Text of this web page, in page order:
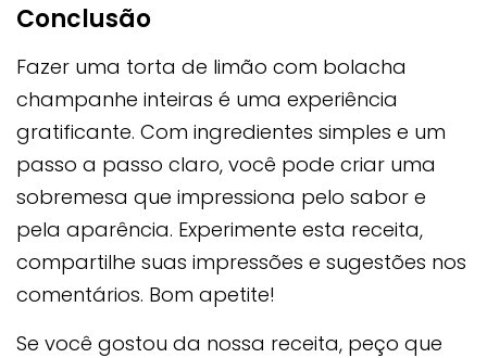
Conclusão
Fazer uma torta de limão com bolacha
champanhe inteiras é uma experiência
gratificante. Com ingredientes simples e um
passo a passo claro, você pode criar uma
sobremesa que impressiona pelo sabor e
pela aparência. Experimente esta receita,
compartilhe suas impressões e sugestões nos
comentários. Bom apetite!
Se você gostou da nossa receita, peço que